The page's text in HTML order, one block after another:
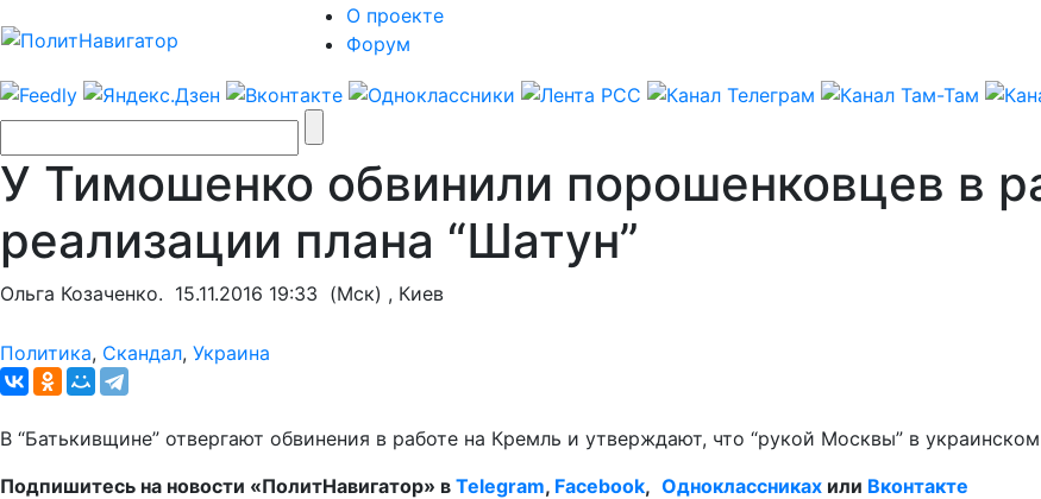
О проекте
Форум
У Тимошенко обвинили порошенковцев в
реализации плана “Шатун”
Ольга Козаченко. 15.11.2016 19:33 (Мск) , Киев
Политика, Скандал, Украина
В “Батькивщине” отвергают обвинения в работе на Кремль и утверждают, что “рукой Москвы” в
Подпишитесь на новости «ПолитНавигатор» в Telegram, Facebook, Одноклассниках или Вконтакте